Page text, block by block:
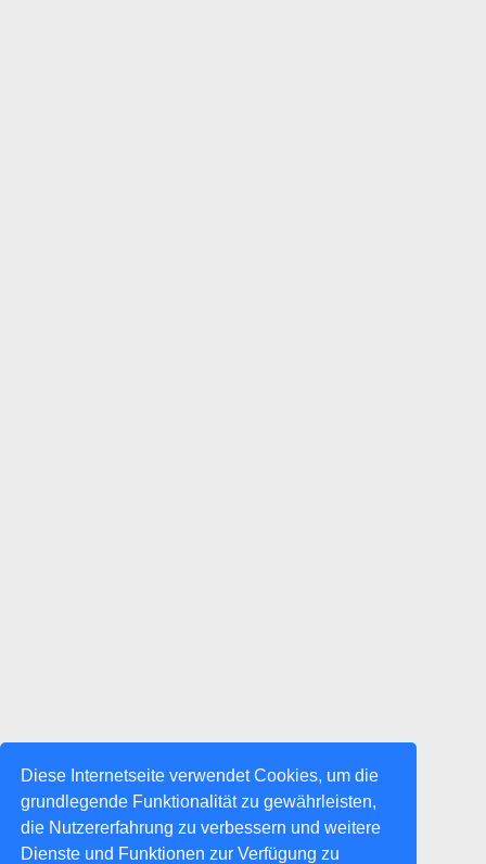
Diese Internetseite verwendet Cookies, um die
grundlegende Funktionalität zu gewährleisten,
die Nutzererfahrung zu verbessern und weitere
Dienste und Funktionen zur Verfügung zu